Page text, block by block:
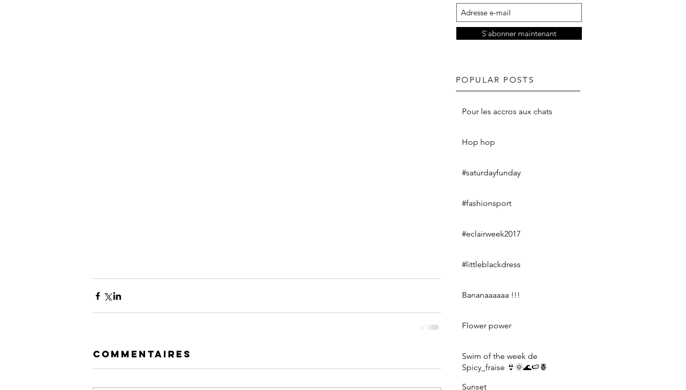
Commentaires
S`abonner maintenant
POPULAR POSTS
Pour les accros aux chats
Hop hop
#saturdayfunday
#fashionsport
#eclairweek2017
#littleblackdress
Bananaaaaaa !!!
Flower power
Swim of the week de
Spicy_fraise 👙🌞🌊🍉🍍
Sunset